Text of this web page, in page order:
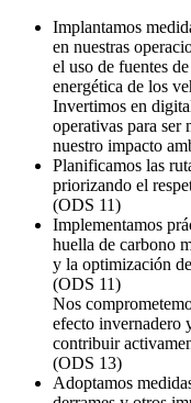
Implantamos
en nuestras
el uso de fuentes
energética de los
Invertimos en
operativas para ser
nuestro impacto
Planificamos las
priorizando el
(ODS 11)
Implementamos
huella de carbono
y la optimización
(ODS 11)
Nos
efecto invernadero
contribuir
(ODS 13)
Adoptamos